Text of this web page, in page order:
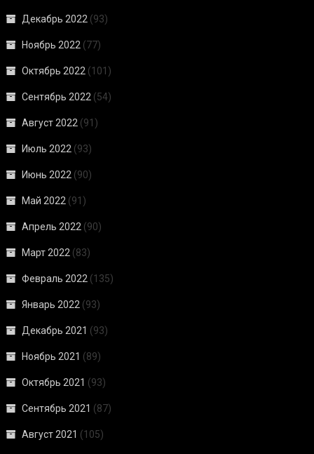
Декабрь 2022 (93)
Ноябрь 2022 (77)
Октябрь 2022 (101)
Сентябрь 2022 (54)
Август 2022 (91)
Июль 2022 (93)
Июнь 2022 (90)
Май 2022 (91)
Апрель 2022 (90)
Март 2022 (83)
Февраль 2022 (135)
Январь 2022 (93)
Декабрь 2021 (93)
Ноябрь 2021 (89)
Октябрь 2021 (93)
Сентябрь 2021 (87)
Август 2021 (105)